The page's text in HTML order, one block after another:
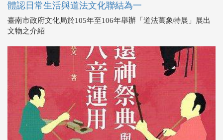
體認日常生活與道法文化聯結為一
臺南市政府文化局於105年至106年舉辦「道法萬象特展」展出
文物之介紹